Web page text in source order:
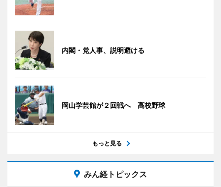
内閣・党人事、説明避ける
岡山学芸館が２回戦へ 高校野球
もっと見る
みん経トピックス